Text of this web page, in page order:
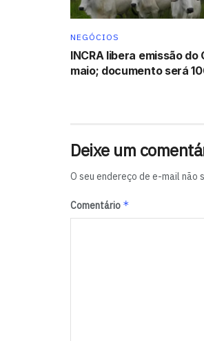
NEGÓCIOS
INCRA libera emissão
maio; documento será
Deixe um
O seu endereço de e-mail não
Comentário *